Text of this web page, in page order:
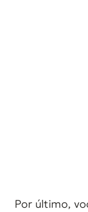
Por último,